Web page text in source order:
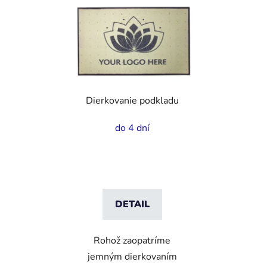
Dierkovanie podkladu
do 4 dní
DETAIL
Rohož zaopatríme
jemným dierkovaním